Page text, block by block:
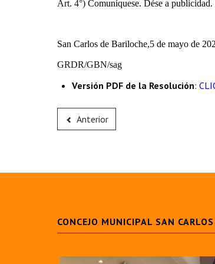
Art. 4°) Comuníquese. Dése a
San Carlos de Bariloche,5 de mayo de
GRDR/GBN/sag
Versión PDF de la Resolución:
Anterior
CONCEJO MUNICIPAL SAN